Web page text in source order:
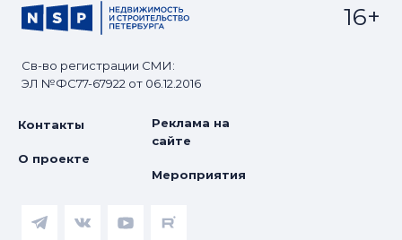
Св-во регистрации СМИ:
ЭЛ №ФС77-67922 от 06.12.2016
16+
Контакты
О проекте
Реклама на
сайте
Мероприятия